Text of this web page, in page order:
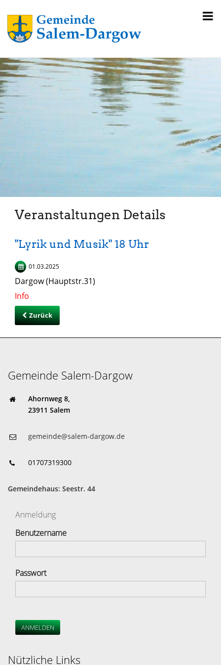
Veranstaltungen Details
"Lyrik und Musik" 18 Uhr
01.03.2025
Dargow (Hauptstr.31)
Info
Zurück
Gemeinde Salem-Dargow
Ahornweg 8,
23911 Salem
gemeinde@salem-dargow.de
01707319300
Gemeindehaus: Seestr. 44
Anmeldung
Benutzername
Passwort
ANMELDEN
Nützliche Links